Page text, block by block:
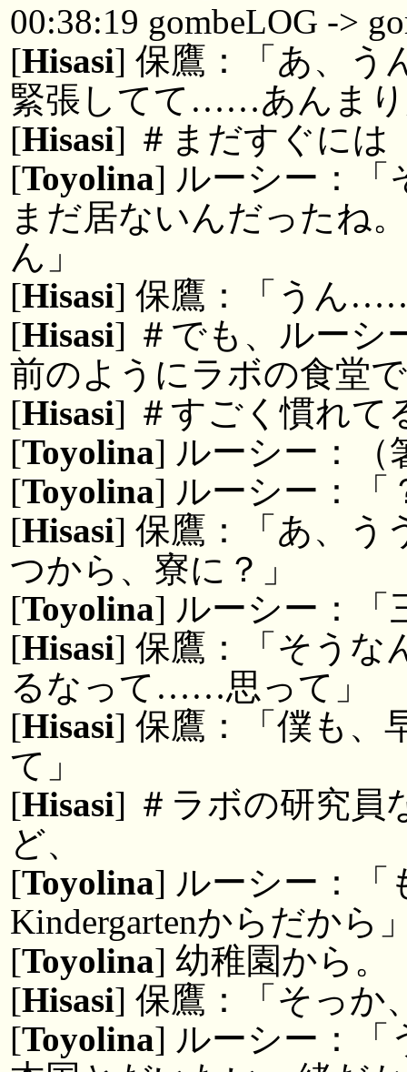
00:38:19 gombeLOG ->
[Hisasi] 保鷹：「あ、
緊張してて……あんま
[Hisasi] ＃まだすぐには
[Toyolina] ルーシー：「
まだ居ないんだったね
ん」
[Hisasi] 保鷹：「うん
[Hisasi] ＃でも、ルーシ
前のようにラボの食堂
[Hisasi] ＃すごく慣れて
[Toyolina] ルーシー：（
[Toyolina] ルーシー：
[Hisasi] 保鷹：「あ、
つから、寮に？」
[Toyolina] ルーシー：「
[Hisasi] 保鷹：「そうな
るなって……思って」
[Hisasi] 保鷹：「僕も、
て」
[Hisasi] ＃ラボの研究員
ど、
[Toyolina] ルーシー：
Kindergartenからだから
[Toyolina] 幼稚園から。
[Hisasi] 保鷹：「そっか
[Toyolina] ルーシー：